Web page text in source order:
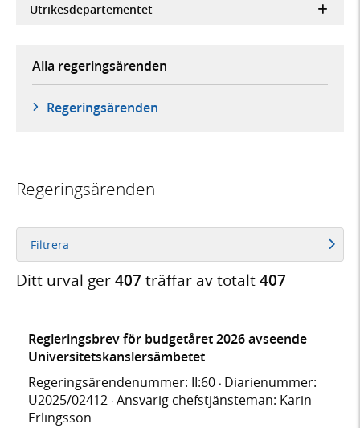
Utrikesdepartementet
Alla regeringsärenden
Regeringsärenden
Regeringsärenden
Filtrera
Ditt urval ger407 träffar av totalt407
Regleringsbrev för budgetåret 2026 avseende
Universitetskanslersämbetet
Regeringsärendenummer: II:60 · Diarienummer:
U2025/02412 · Ansvarig chefstjänsteman: Karin
Erlingsson